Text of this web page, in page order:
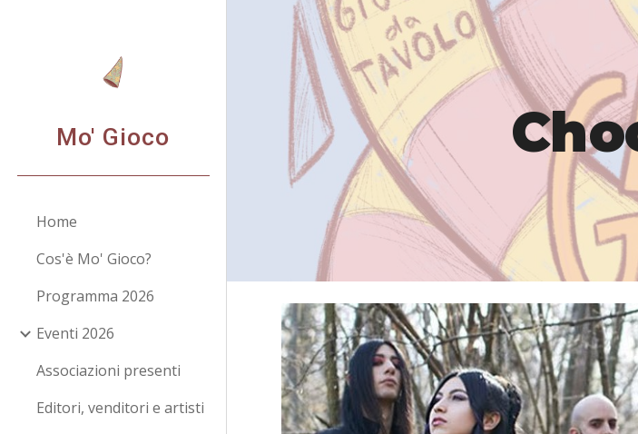
Skip to main content
Mo' Gioco
Home
Cos'è Mo' Gioco?
Programma 2026
Eventi 2026
Associazioni presenti
Editori, venditori e artisti